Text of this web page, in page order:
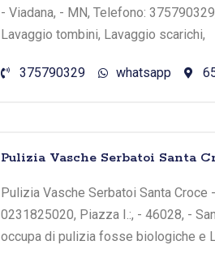
- Viadana, - MN, Telefono:
Lavaggio tombini, Lavaggio scarichi,
375790329 whatsapp
Pulizia Vasche Serbatoi Santa
Pulizia Vasche Serbatoi Santa
0231825020, Piazza I.:, - 46028, -
occupa di pulizia fosse biologiche e